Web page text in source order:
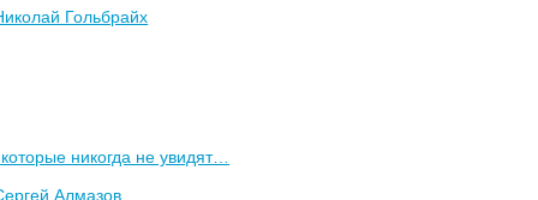
Гольбрайх
никогда не увидят…
Алмазов